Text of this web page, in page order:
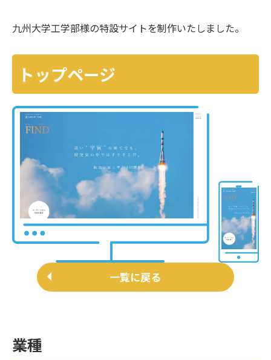
九州大学工学部様の特設サイトを制作いたしました。
トップページ
一覧に戻る
業種